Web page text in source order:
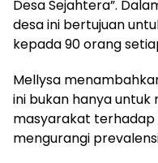
Desa Sejahtera”.
desa ini bertujuan
kepada 90 orang
Mellysa
ini bukan hanya
masyarakat terhadap
mengurangi